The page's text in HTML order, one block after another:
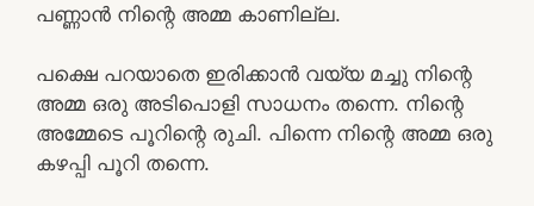
പണ്ണാൻ നിന്റെ അമ്മ കാണില്ല.
പക്ഷെ പറയാതെ ഇരിക്കാൻ വയ്യ മച്ചു നിന്റെ
അമ്മ ഒരു അടിപൊളി സാധനം തന്നെ. നിന്റെ
അമ്മേടെ പൂറിന്റെ രുചി. പിന്നെ നിന്റെ അമ്മ ഒരു
കഴപ്പി പൂറി തന്നെ.